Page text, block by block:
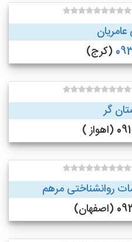
(کرج)
گر
)
روانشناختی مرهم